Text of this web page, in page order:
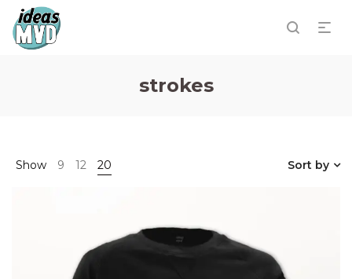
strokes
Show 9 12 20 Sort by